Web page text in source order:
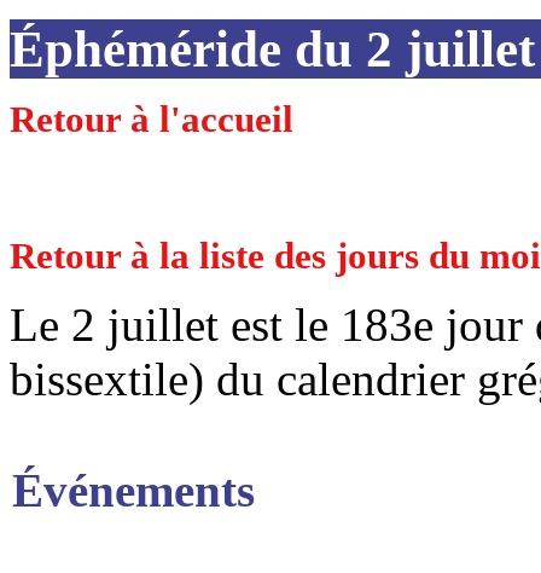
Éphéméride du 2 juillet
Retour à l'accueil
Retour à la liste des jours du
Le 2 juillet est le 183e jour
bissextile) du calendrier
Événements